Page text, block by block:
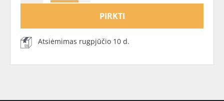
PIRKTI
Atsiėmimas rugpjūčio 10 d.